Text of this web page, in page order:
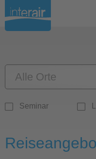
Alle Orte
Seminar